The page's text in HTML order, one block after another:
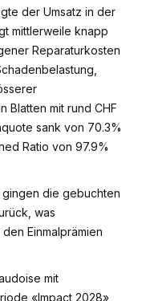
der Umsatz in der
mittlerweile knapp
Reparaturkosten
Blatten mit rund CHF
sank von 70.3%
Ratio von 97.9%
die gebuchten
was
Einmalprämien
mit
«Impact 2028»